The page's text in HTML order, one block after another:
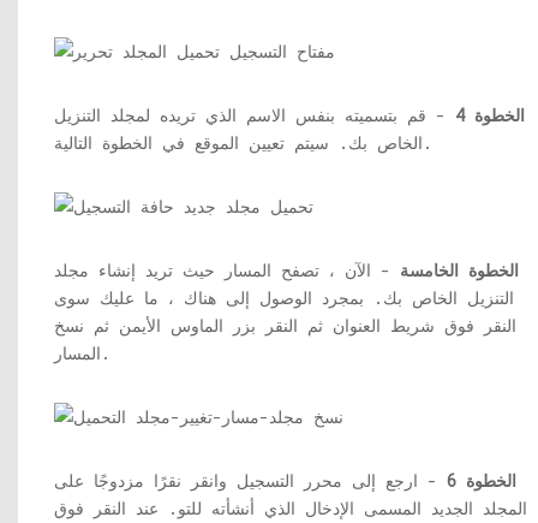
الخطوة 4
- قم بتسميته بنفس الاسم الذي تريده لمجلد التنزيل
الخاص بك. سيتم تعيين الموقع في الخطوة التالية.
الخطوة الخامسة - الآن ، تصفح المسار حيث تريد إنشاء مجلد
التنزيل الخاص بك. بمجرد الوصول إلى هناك ، ما عليك سوى
النقر فوق شريط العنوان ثم النقر بزر الماوس الأيمن ثم نسخ
المسار.
الخطوة 6
- ارجع إلى محرر التسجيل وانقر نقرًا مزدوجًا على
المجلد الجديد المسمى الإدخال الذي أنشأته للتو. عند النقر فوق